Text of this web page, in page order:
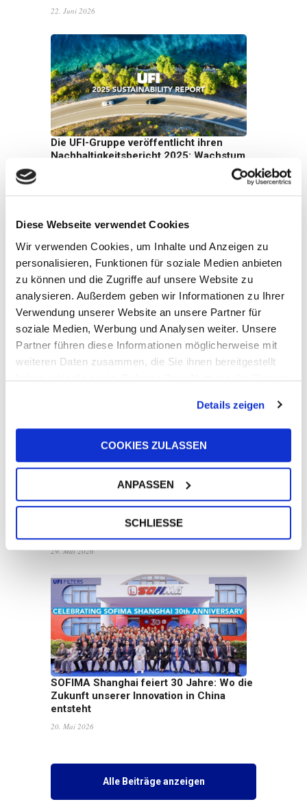
Diese Webseite verwendet Cookies
Wir verwenden Cookies, um Inhalte und Anzeigen zu
personalisieren, Funktionen für soziale Medien anbieten
zu können und die Zugriffe auf unsere Website zu
analysieren. Außerdem geben wir Informationen zu Ihrer
Verwendung unserer Website an unsere Partner für
soziale Medien, Werbung und Analysen weiter. Unsere
Partner führen diese Informationen möglicherweise mit
weiteren Daten zusammen, die Sie ihnen bereitgestellt
haben oder die sie im Rahmen Ihrer Nutzung der Dienste
Details zeigen
COOKIES ZULASSEN
ANPASSEN
SCHLIESSE
22. Juni 2026
Die UFI-Gruppe veröffentlicht ihren
Nachhaltigkeitsbericht 2025: Wachstum
UFI Filters unterstützt Harry King bei
Langstreckenrennen in Europa und den
USA
10. Juni 2026
Unser Präsident Giorgio Girondi wurde
vom Präsidenten der Italienischen
Republik Sergio Mattarella zum „Cavaliere
29. Mai 2026
SOFIMA Shanghai feiert 30 Jahre: Wo die
Zukunft unserer Innovation in China
entsteht
20. Mai 2026
Alle Beiträge anzeigen